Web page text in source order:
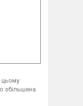
цьому
збільшена